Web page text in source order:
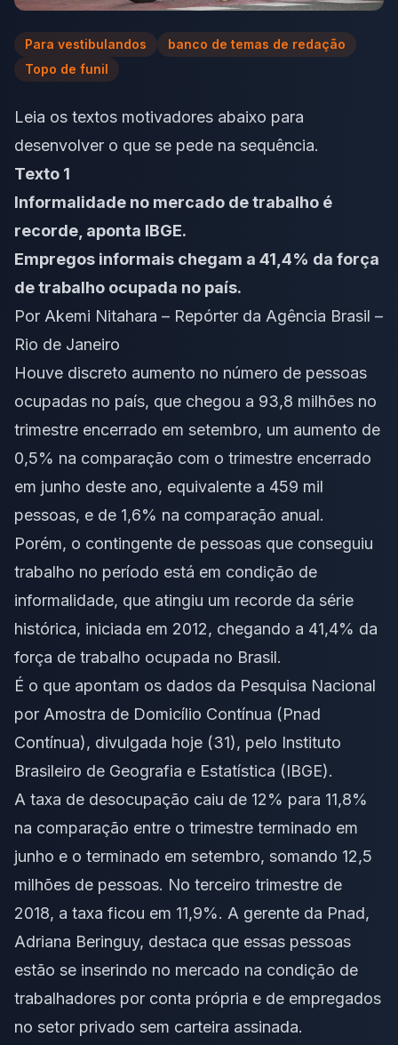
Para vestibulandos
banco de temas de redação
Topo de funil
Leia os textos motivadores abaixo para
desenvolver o que se pede na sequência.
Texto 1
Informalidade no mercado de trabalho é
recorde, aponta IBGE.
Empregos informais chegam a 41,4% da força
de trabalho ocupada no país.
Por Akemi Nitahara – Repórter da Agência Brasil –
Rio de Janeiro
Houve discreto aumento no número de pessoas
ocupadas no país, que chegou a 93,8 milhões no
trimestre encerrado em setembro, um aumento de
0,5% na comparação com o trimestre encerrado
em junho deste ano, equivalente a 459 mil
pessoas, e de 1,6% na comparação anual.
Porém, o contingente de pessoas que conseguiu
trabalho no período está em condição de
informalidade, que atingiu um recorde da série
histórica, iniciada em 2012, chegando a 41,4% da
força de trabalho ocupada no Brasil.
É o que apontam os dados da Pesquisa Nacional
por Amostra de Domicílio Contínua (Pnad
Contínua), divulgada hoje (31), pelo Instituto
Brasileiro de Geografia e Estatística (IBGE).
A taxa de desocupação caiu de 12% para 11,8%
na comparação entre o trimestre terminado em
junho e o terminado em setembro, somando 12,5
milhões de pessoas. No terceiro trimestre de
2018, a taxa ficou em 11,9%. A gerente da Pnad,
Adriana Beringuy, destaca que essas pessoas
estão se inserindo no mercado na condição de
trabalhadores por conta própria e de empregados
no setor privado sem carteira assinada.